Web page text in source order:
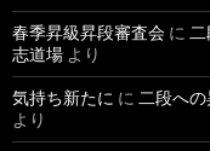
春季昇級昇段審査会 に
志道場 より
気持ち新たに に 二段へ
より